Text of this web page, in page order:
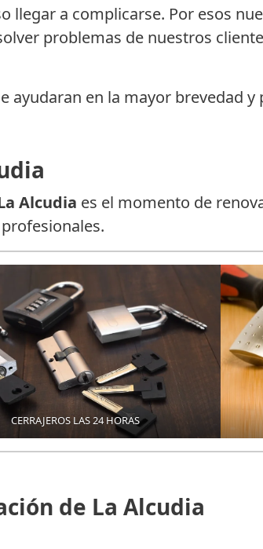
llegar a complicarse. Por esos
problemas de nuestros
ayudaran en la mayor brevedad
Alcudia es el momento de
CERRAJEROS LAS 24 HORAS
de La Alcudia